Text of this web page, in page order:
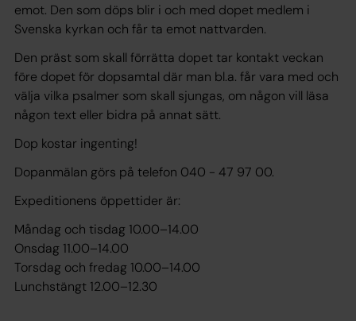
emot. Den som döps blir i och med dopet medlem i
Svenska kyrkan och får ta emot nattvarden.
Den präst som skall förrätta dopet tar kontakt veckan
före dopet för dopsamtal där man bl.a. får vara med och
välja vilka psalmer som skall sjungas, om någon vill läsa
någon text eller bidra på annat sätt.
Dop kostar ingenting!
Dopanmälan görs på telefon 040 - 47 97 00.
Expeditionens öppettider är:
Måndag och tisdag 10.00–14.00
Onsdag 11.00–14.00
Torsdag och fredag 10.00–14.00
Lunchstängt 12.00–12.30